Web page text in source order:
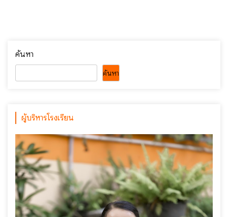
ค้นหา
ค้นหา
ผู้บริหารโรงเรียน